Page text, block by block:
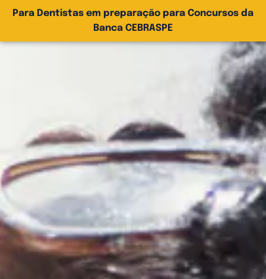
Para Dentistas em preparação para Concursos da
Banca CEBRASPE